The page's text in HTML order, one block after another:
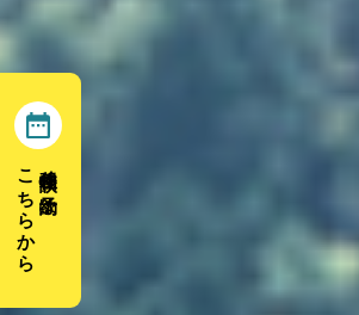
移住相談の予約は
こちらから